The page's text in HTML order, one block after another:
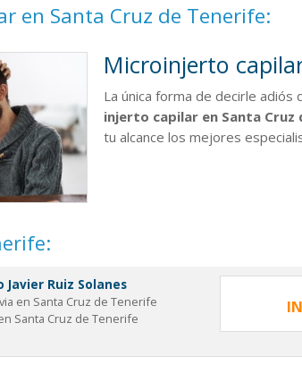
en Santa Cruz de Tenerife:
Microinjerto
La única forma de decirle adiós
injerto capilar en Santa Cruz
tu alcance los mejores
Javier Ruiz Solanes
en Santa Cruz de Tenerife
Santa Cruz de Tenerife